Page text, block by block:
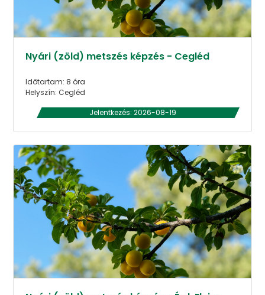
Nyári (zöld) metszés képzés - Cegléd
Időtartam: 8 óra
Helyszín: Cegléd
Jelentkezés: 2026-08-19